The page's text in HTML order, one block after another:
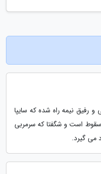
و رفیق نیمه راه شده که سایپا
سقوط است و شگفتا که سرمربی
می گیرد.